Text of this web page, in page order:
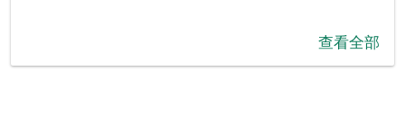
查看全部